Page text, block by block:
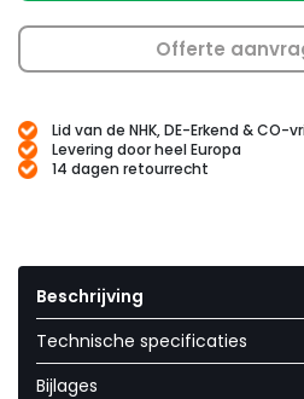
Offerte
Lid van de NHK, DE-Erkend & CO-
Levering door heel Europa
14 dagen retourrecht
Beschrijving
Technische specificaties
Bijlages